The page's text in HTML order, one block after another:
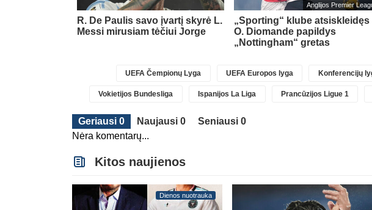
R. De Paulis savo įvartį skyrė L.
Messi mirusiam tėčiui Jorge
Anglijos Premier
„Sporting“ klube atsiskleidęs
O. Diomande papildys
„Nottingham“ gretas
UEFA Čempionų Lyga UEFA Europos lyga Konferencijų
Vokietijos Bundesliga Ispanijos La Liga Prancūzijos Ligue 1
Geriausi 0 Naujausi 0
Seniausi 0
Nėra komentarų...
Kitos naujienos
Dienos nuotrauka